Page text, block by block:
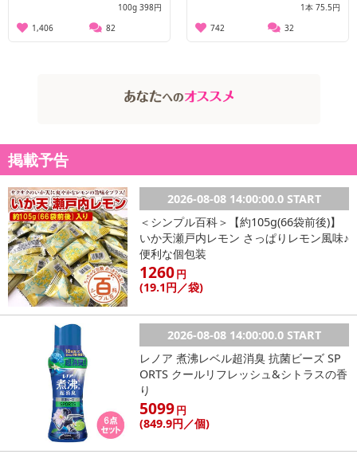
100g 398円
1,406
82
1本 75.5円
742
32
掲載予告
2026-08-08 14:00:00.0 START
＜シンプル百科＞【約105g(66袋前後)】
いか天瀬戸内レモン さっぱりレモン風味♪
便利な個包装
1260円
(19.1円／袋)
2026-08-08 14:00:00.0 START
レノア 煮沸レベル超消臭 抗菌ビーズ SP
ORTS クールリフレッシュ&シトラスの香
り
5099円
(849.9円 ／個)